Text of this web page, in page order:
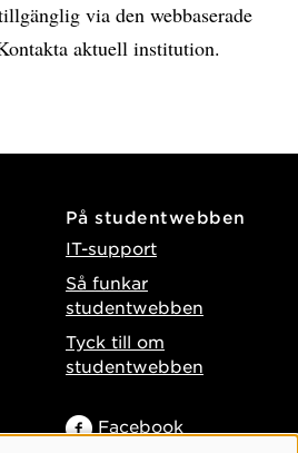
via den webbaserade
aktuell institution.
På studentwebben
IT-support
Så funkar
studentwebben
Tyck till om
studentwebben
Facebook